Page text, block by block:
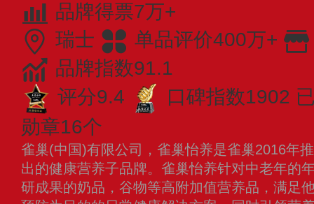
品牌得票7万+
瑞士
单品评价400万+
品牌指数91.1
评分9.4
口碑指数1902
勋章16个
雀巢(中国)有限公司，雀巢怡养是雀巢2016年
出的健康营养子品牌。雀巢怡养针对中老年的
研成果的奶品，谷物等高附加值营养品，满足